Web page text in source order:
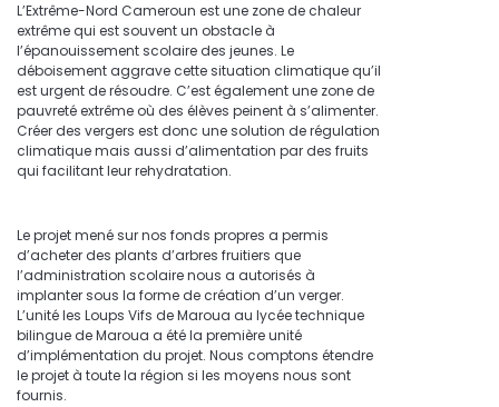
L’Extrême-Nord Cameroun est une zone de chaleur
extrême qui est souvent un obstacle à
l’épanouissement scolaire des jeunes. Le
déboisement aggrave cette situation climatique qu’il
est urgent de résoudre. C’est également une zone de
pauvreté extrême où des élèves peinent à s’alimenter.
Créer des vergers est donc une solution de régulation
climatique mais aussi d’alimentation par des fruits
qui facilitant leur rehydratation.
Le projet mené sur nos fonds propres a permis
d’acheter des plants d’arbres fruitiers que
l’administration scolaire nous a autorisés à
implanter sous la forme de création d’un verger.
L’unité les Loups Vifs de Maroua au lycée technique
bilingue de Maroua a été la première unité
d’implémentation du projet. Nous comptons étendre
le projet à toute la région si les moyens nous sont
fournis.